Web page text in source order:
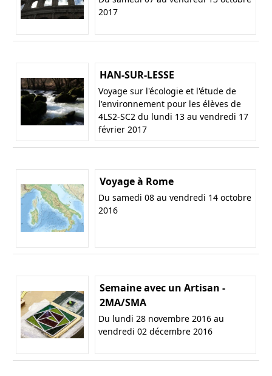
2017
HAN-SUR-LESSE
Voyage sur l'écologie et l'étude de
l'environnement pour les élèves de
4LS2-SC2 du lundi 13 au vendredi 17
février 2017
Voyage à Rome
Du samedi 08 au vendredi 14 octobre
2016
Semaine avec un Artisan -
2MA/SMA
Du lundi 28 novembre 2016 au
vendredi 02 décembre 2016